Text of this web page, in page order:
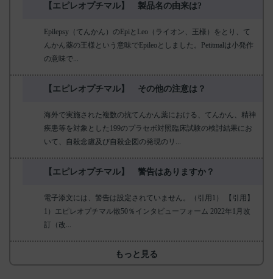
【エピレオプチマル】 製品名の由来は?
Epilepsy（てんかん）のEpiとLeo（ライオン、王様）をとり、て
んかん薬の王様という意味でEpileoとしました。Petitmalは小発作
の意味で...
【エピレオプチマル】 その他の注意は？
海外で実施された複数の抗てんかん薬における、てんかん、精神
疾患等を対象とした199のプラセボ対照臨床試験の検討結果にお
いて、自殺念慮及び自殺企図の発現のリ...
【エピレオプチマル】 警告はありますか？
電子添文には、警告は設定されていません。（引用1） 【引用】
1）エピレオプチマル散50％インタビューフォーム 2022年1月改
訂（改...
もっと見る